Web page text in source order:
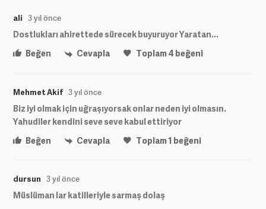
ali 3 yıl önce
Dostlukları ahirettede sürecek buyuruyor Yaratan...
Beğen
Cevapla Toplam4 beğeni
Mehmet Akif 3 yıl önce
Biz iyi olmak için uğraşıyorsak onlar neden iyi olmasın.
Yahudiler kendini seve seve kabul ettiriyor
Beğen
Cevapla Toplam1 beğeni
dursun 3 yıl önce
Müslüman lar katilleriyle sarmaş dolaş